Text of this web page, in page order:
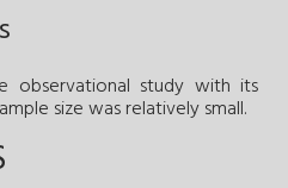
observational study with its
size was relatively small.